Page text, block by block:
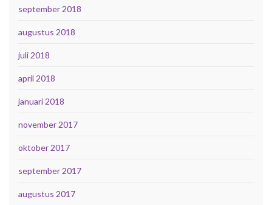
september 2018
augustus 2018
juli 2018
april 2018
januari 2018
november 2017
oktober 2017
september 2017
augustus 2017